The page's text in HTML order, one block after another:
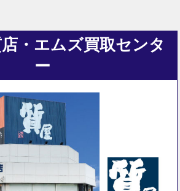
・エムズ買取センタ
ー